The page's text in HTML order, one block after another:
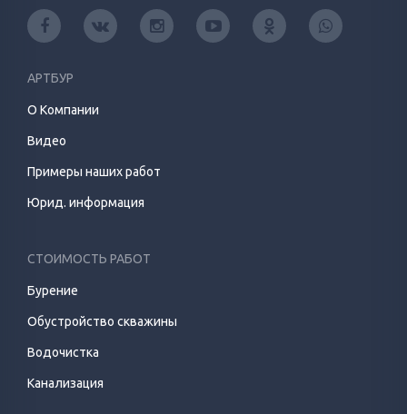
АРТБУР
О Компании
Видео
Примеры наших работ
Юрид. информация
СТОИМОСТЬ РАБОТ
Бурение
Обустройство скважины
Водочистка
Канализация